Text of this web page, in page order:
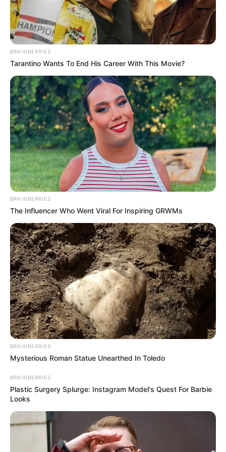
Ayas Aviya (Verygemini)
BRAINBERRIES
Tarantino Wants To End His Career With This Movie?
BRAINBERRIES
The Influencer Who Went Viral For Inspiring GRWMs
BRAINBERRIES
Mysterious Roman Statue Unearthed In Toledo
BRAINBERRIES
Plastic Surgery Splurge: Instagram Model's Quest For Barbie
Looks